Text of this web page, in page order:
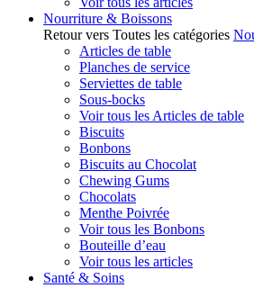
Nourriture & Boissons
Retour vers Toutes les catégories
Articles de table
Planches de service
Serviettes de table
Sous-bocks
Voir tous les Articles de table
Biscuits
Bonbons
Biscuits au Chocolat
Chewing Gums
Chocolats
Menthe Poivrée
Voir tous les Bonbons
Bouteille d’eau
Voir tous les articles
Santé & Soins